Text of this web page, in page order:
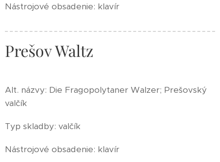
Nástrojové obsadenie: klavír
Prešov Waltz
Alt. názvy: Die Fragopolytaner Walzer; Prešovský
valčík
Typ skladby: valčík
Nástrojové obsadenie: klavír